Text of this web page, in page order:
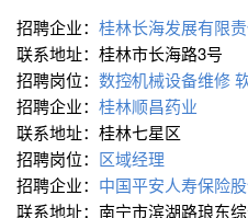
招聘企业： 桂林长海发展有限
联系地址：桂林市长海路3号
招聘岗位： 数控∕机械设备维修
招聘企业： 桂林顺昌药业
联系地址：桂林七星区
招聘岗位： 区域经理
招聘企业： 中国平安人寿保险
联系地址：南宁市滨湖路琅东